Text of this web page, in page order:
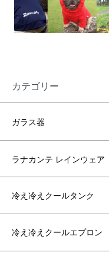
カテゴリー
ガラス器
ラナカンテ レインウェア
冷え冷えクールタンク
冷え冷えクールエプロン